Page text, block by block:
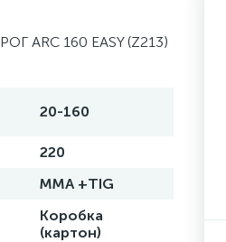
ARC 160 EASY (Z213)
20-160
220
MMA +TIG
Коробка
(картон)